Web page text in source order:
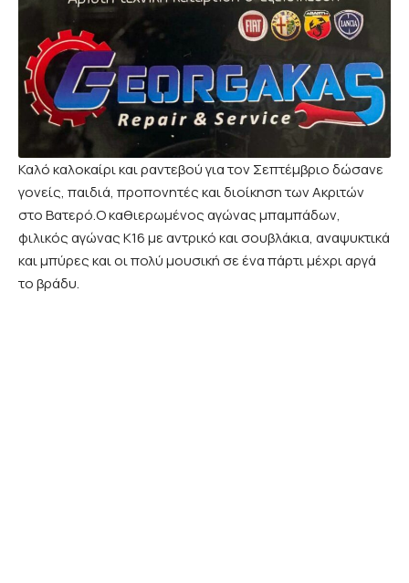
Καλό καλοκαίρι και ραντεβού για τον Σεπτέμβριο δώσανε
γονείς, παιδιά, προπονητές και διοίκηση των Ακριτών
στο Βατερό.Ο καθιερωμένος αγώνας μπαμπάδων,
φιλικός αγώνας Κ16 με αντρικό και σουβλάκια, αναψυκτικά
και μπύρες και οι πολύ μουσική σε ένα πάρτι μέχρι αργά
το βράδυ.